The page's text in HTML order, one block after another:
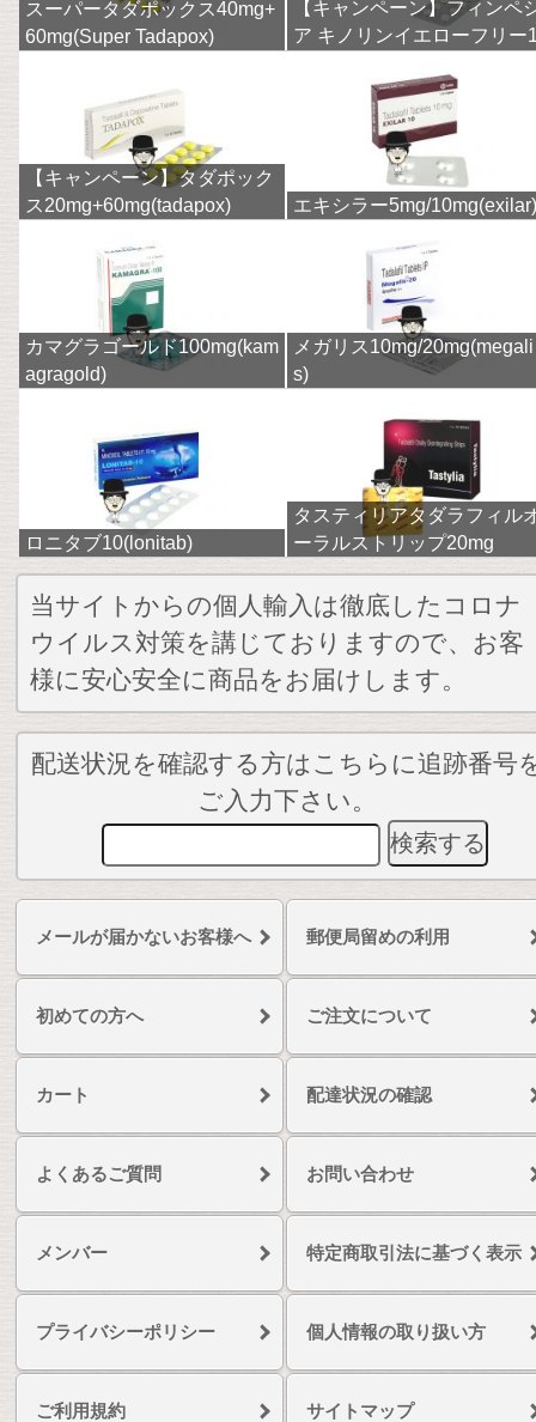
スーパータダポックス40mg+
60mg(Super Tadapox)
【キャンペーン】フィンペ
ア キノリンイエローフリー
【キャンペーン】タダポック
ス20mg+60mg(tadapox)
エキシラー5mg/10mg(exilar)
カマグラゴールド100mg(kam
agragold)
メガリス10mg/20mg(megali
s)
ロニタブ10(lonitab)
タスティリアタダラフィル
ーラルストリップ20mg
当サイトからの個人輸入は徹底したコロナ
ウイルス対策を講じておりますので、お客
様に安心安全に商品をお届けします。
配送状況を確認する方はこちらに追跡番号
ご入力下さい。
メールが届かないお客様へ 郵便局留めの利用
初めての方へ ご注文について
カート 配達状況の確認
よくあるご質問 お問い合わせ
メンバー 特定商取引法に基づく表示
プライバシーポリシー 個人情報の取り扱い方
ご利用規約 サイトマップ